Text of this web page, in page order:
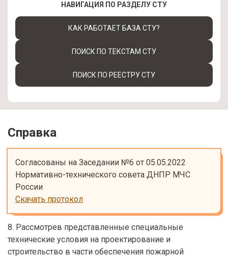
Справка
Согласованы на Заседании №6 от 05.05.2022
Нормативно-технического совета ДНПР МЧС
Скачать протокол
8. Рассмотрев представленные специальные
технические условия на проектирование и
строительство в части обеспечения пожарной
НАВИГАЦИЯ ПО РАЗДЕЛУ СТУ
КАК РАБОТАЕТ БАЗА СТУ?
ПОИСК ПО ТЕКСТАМ СТУ
ПОИСК ПО РЕЕСТРУ СТУ